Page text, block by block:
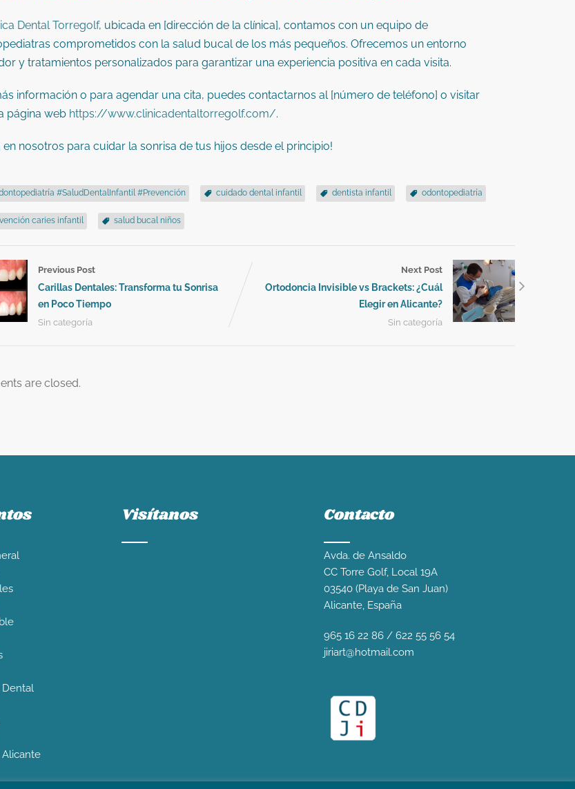
Dental Torregolf, ubicada en [dirección de la clínica], contamos con un equipo de
comprometidos con la salud bucal de los más pequeños. Ofrecemos un entorno
y tratamientos personalizados para garantizar una experiencia positiva en cada visita.
información o para agendar una cita, puedes contactarnos al [número de teléfono] o visitar
página web https://www.clinicadentaltorregolf.com/.
en nosotros para cuidar la sonrisa de tus hijos desde el principio!
#SaludDentalInfantil #Prevención cuidado dental infantil dentista infantil odontopediatría
caries infantil salud bucal niños
Previous Post
Carillas Dentales: Transforma tu Sonrisa
en Poco Tiempo
Sin categoría
Next Post
Ortodoncia Invisible vs Brackets: ¿Cuál
Elegir en Alicante?
Sin categoría
are closed.
Visítanos Contacto
Avda. de Ansaldo
CC Torre Golf, Local 19A
03540 (Playa de San Juan)
Alicante, España
965 16 22 86/ 622 55 56 54
jiriart@hotmail.com